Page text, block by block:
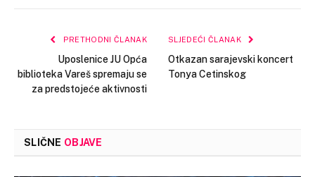
PRETHODNI ČLANAK
Uposlenice JU Opća
biblioteka Vareš spremaju se
za predstojeće aktivnosti
SLJEDEĆI ČLANAK
Otkazan sarajevski koncert
Tonya Cetinskog
SLIČNE OBJAVE